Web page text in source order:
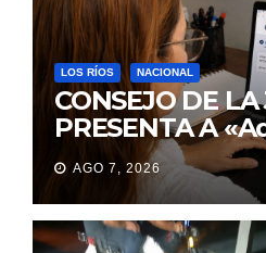
LOS RÍOS NACIONAL
CONSEJO DE
PRESENTA A
ASISTENTE
ORIENTA A LA
SOBRE
JUDICIALES
AGO 7, 2026